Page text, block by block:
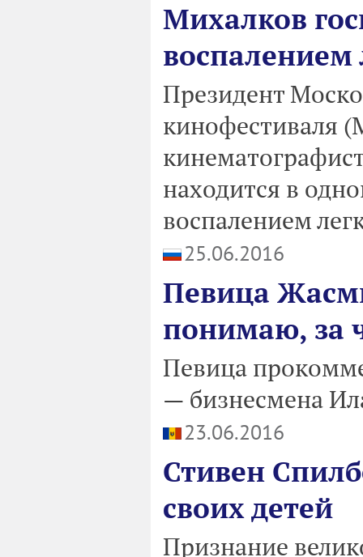
Михалков
воспалением
Президент
кинофестиваля
находится в
воспалением
25.06.2016
Певица
понимаю, за
Певица
— бизнесмена
23.06.2016
Стивен
своих детей
Признание